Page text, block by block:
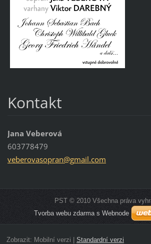
Kontakt
Jana Veberová
603778479
veberovasopran@gmail.com
PST © 2010 Všechna práva
Tvorba webu zdarma s Webnode
Zobrazit: Mobilní verzi | Standardní verzi